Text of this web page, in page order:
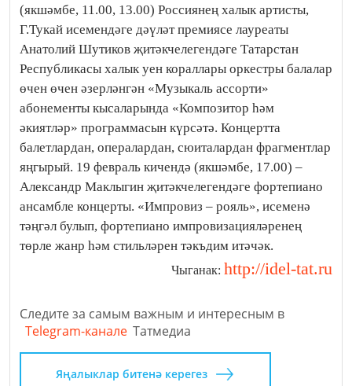
(якшәмбе, 11.00, 13.00) Россиянең халык артисты,
Г.Тукай исемендәге дәүләт премиясе лауреаты
Анатолий Шутиков җитәкчелегендәге Татарстан
Республикасы халык уен кораллары оркестры балалар
өчен өчен әзерләнгән «Музыкаль ассорти»
абонементы кысаларында «Композитор һәм
әкиятләр» программасын күрсәтә. Концертта
балетлардан, опералардан, сюиталардан фрагментлар
яңгырый. 19 февраль кичендә (якшәмбе, 17.00) –
Александр Маклыгин җитәкчелегендәге фортепиано
ансамбле концерты. «Импровиз – рояль», исеменә
тәңгәл булып, фортепиано импровизацияләренең
төрле жанр һәм стильләрен тәкъдим итәчәк.
Чыганак: http://idel-tat.ru
Следите за самым важным и интересным в
Telegram-канале Татмедиа
Яңалыклар битенә керегез